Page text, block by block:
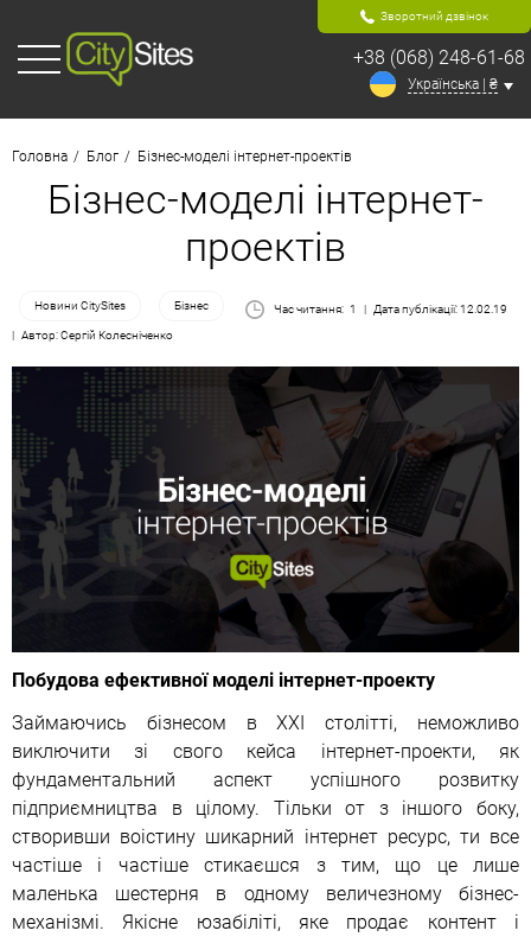
Зворотний дзвінок
+38 (068) 248-61-68
Українська | ₴
Головна Блог Бізнес-моделі інтернет-проектів
Бізнес-моделі інтернет-
проектів
Новини CitySites Бізнес Час читання: 1
Дата публікації: 12.02.19
Автор: Сергій Колесніченко
Побудова ефективної моделі інтернет-проекту
Займаючись бізнесом в XXI столітті, неможливо
виключити зі свого кейса інтернет-проекти, як
фундаментальний аспект успішного розвитку
підприємництва в цілому. Тільки от з іншого боку,
створивши воістину шикарний інтернет ресурс, ти все
частіше і частіше стикаєшся з тим, що це лише
маленька шестерня в одному величезному бізнес-
механізмі. Якісне юзабіліті, яке продає контент і